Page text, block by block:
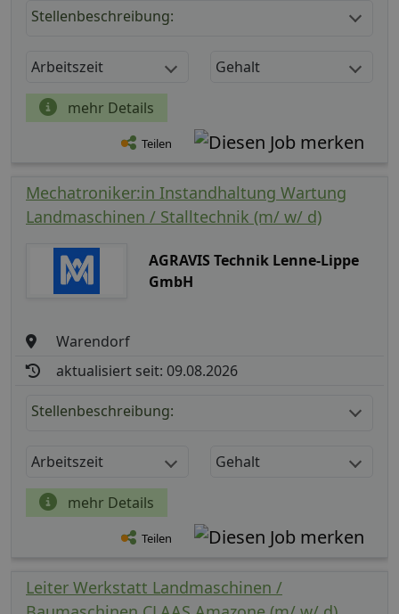
Stellenbeschreibung:
Arbeitszeit Gehalt
mehr Details
Teilen
Mechatroniker:in Instandhaltung Wartung
Landmaschinen / Stalltechnik (m/ w/ d)
AGRAVIS Technik Lenne-Lippe
GmbH
Warendorf
aktualisiert seit: 09.08.2026
Stellenbeschreibung:
Arbeitszeit Gehalt
mehr Details
Teilen
Leiter Werkstatt Landmaschinen /